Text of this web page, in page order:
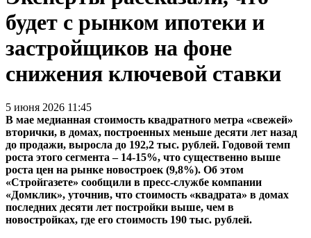
будет с рынком ипотеки и
застройщиков на фоне
снижения ключевой ставки
5 июня 2026 11:45
В мае медианная стоимость квадратного метра «свежей»
вторички, в домах, построенных меньше десяти лет назад
до продажи, выросла до 192,2 тыс. рублей. Годовой темп
роста этого сегмента – 14-15%, что существенно выше
роста цен на рынке новостроек (9,8%). Об этом
«Стройгазете» сообщили в пресс-службе компании
«Домклик», уточнив, что стоимость «квадрата» в домах
последних десяти лет постройки выше, чем в
новостройках, где его стоимость 190 тыс. рублей.